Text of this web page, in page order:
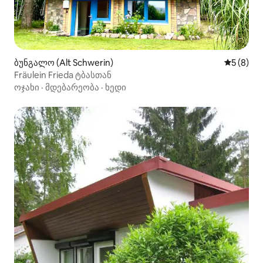
ბუნგალო (Alt Schwerin) საშუალო
5 (8)
Fräulein Frieda ტბასთან
ოჯახი · მდებარეობა · ხედი